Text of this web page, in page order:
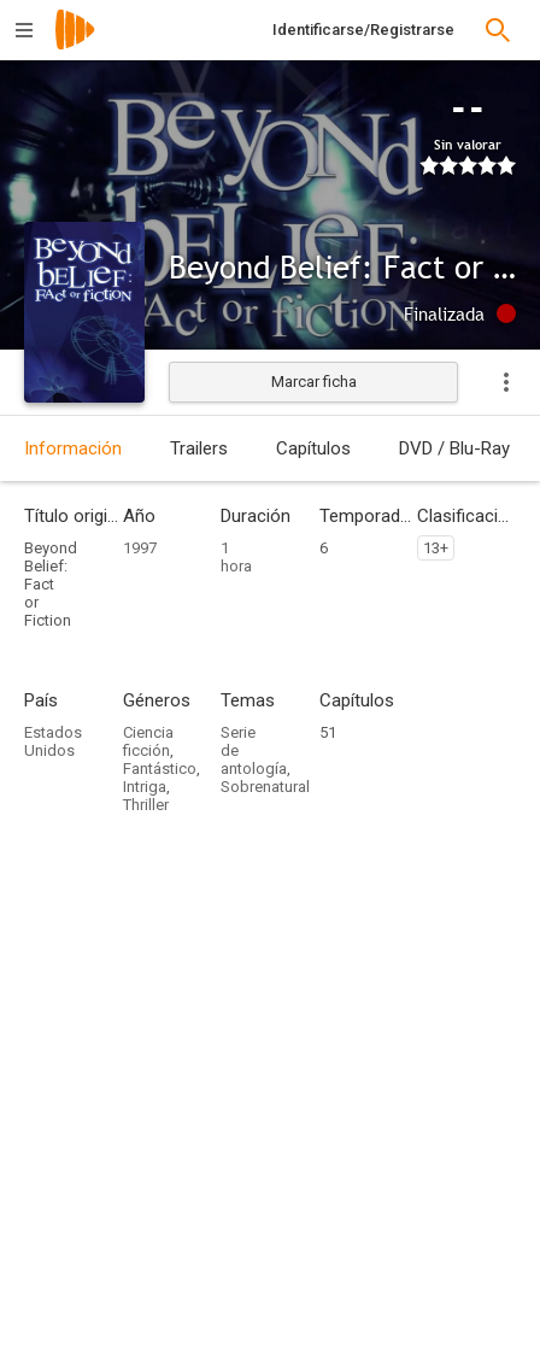
Identificarse/Registrarse
--
Sin valorar
Beyond Belief: Fact or Fiction
Finalizada
Marcar ficha
Información Trailers Capítulos DVD / Blu-Ray
Título original
Beyond
Belief:
Fact
or
Fiction
Año
1997
Duración
1
hora
Temporadas
6
Clasificación por edades
13+
País
Estados
Unidos
Géneros
Ciencia
ficción,
Fantástico,
Intriga,
Thriller
Temas
Serie
de
antología,
Sobrenatural
Capítulos
51